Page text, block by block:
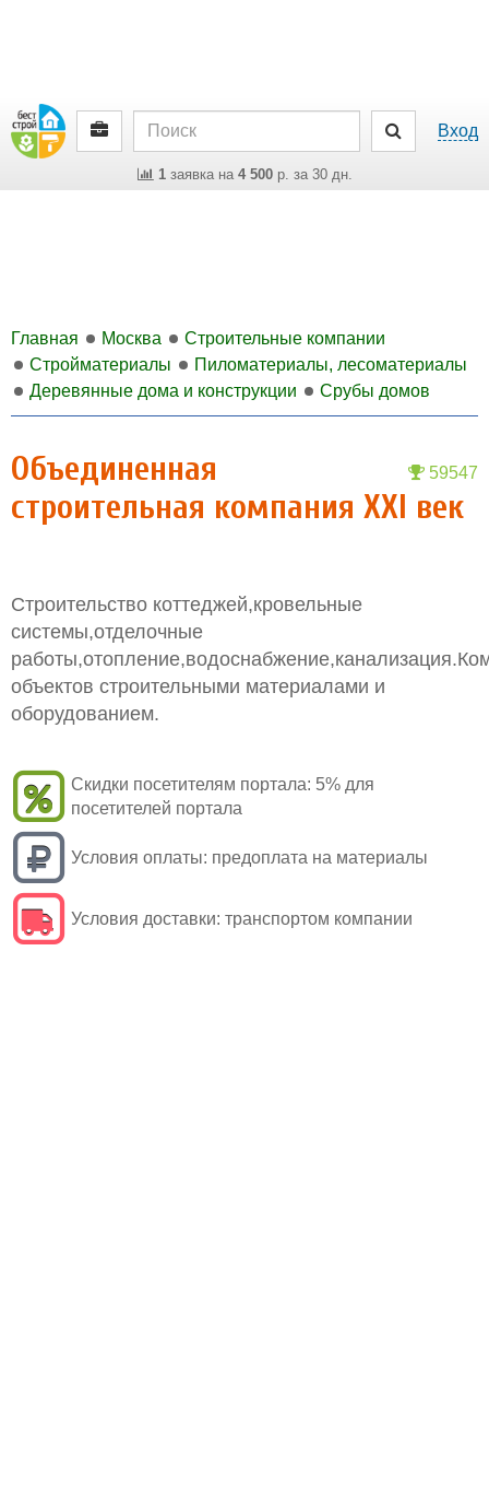
Вход
1заявка на 4 500р. за 30 дн.
Главная Москва
Строительные компании
Стройматериалы
Пиломатериалы, лесоматериалы
Деревянные дома и конструкции
Срубы домов
59547
Объединенная
строительная компания XXI век
Строительство коттеджей,кровельные
системы,отделочные
объектов строительными материалами и
оборудованием.
Скидки посетителям портала: 5% для
посетителей портала
Условия оплаты: предоплата на материалы
Условия доставки: транспортом компании